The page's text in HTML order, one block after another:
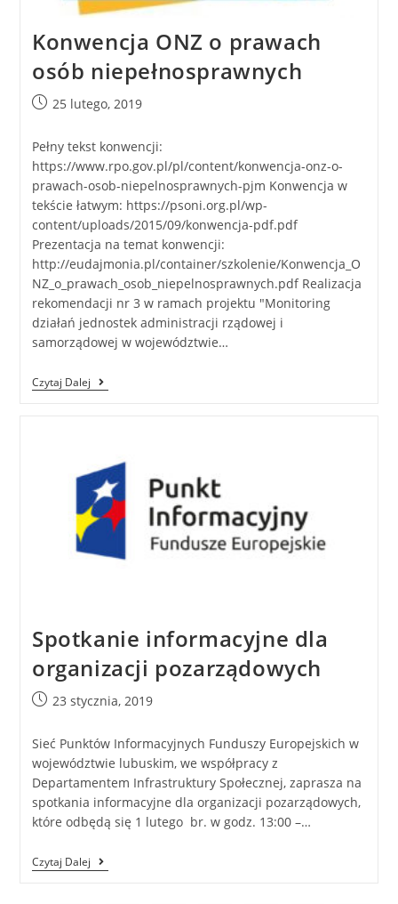
Konwencja ONZ o prawach
osób niepełnosprawnych
25 lutego, 2019
Pełny tekst konwencji:
https://www.rpo.gov.pl/pl/content/konwencja-onz-o-
prawach-osob-niepelnosprawnych-pjm Konwencja w
tekście łatwym: https://psoni.org.pl/wp-
content/uploads/2015/09/konwencja-pdf.pdf
Prezentacja na temat konwencji:
http://eudajmonia.pl/container/szkolenie/Konwencja_O
NZ_o_prawach_osob_niepelnosprawnych.pdf Realizacja
rekomendacji nr 3 w ramach projektu "Monitoring
działań jednostek administracji rządowej i
samorządowej w województwie…
Czytaj Dalej
Spotkanie informacyjne dla
organizacji pozarządowych
23 stycznia, 2019
Sieć Punktów Informacyjnych Funduszy Europejskich w
województwie lubuskim, we współpracy z
Departamentem Infrastruktury Społecznej, zaprasza na
spotkania informacyjne dla organizacji pozarządowych,
które odbędą się 1 lutego br. w godz. 13:00 –…
Czytaj Dalej